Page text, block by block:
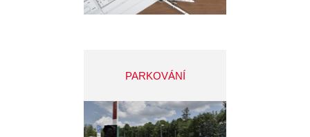
PARKOVÁNÍ